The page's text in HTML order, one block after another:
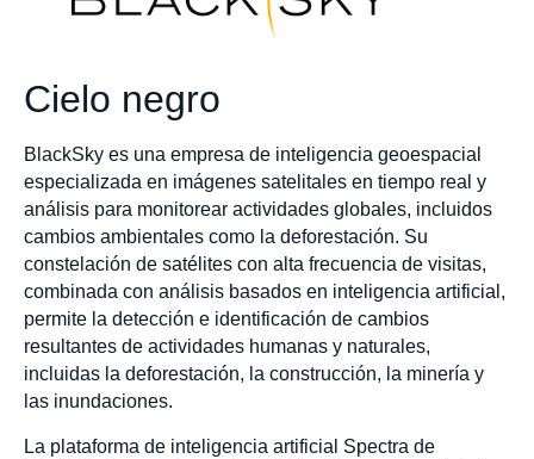
Cielo negro
BlackSky es una empresa de inteligencia geoespacial
especializada en imágenes satelitales en tiempo real y
análisis para monitorear actividades globales, incluidos
cambios ambientales como la deforestación. Su
constelación de satélites con alta frecuencia de visitas,
combinada con análisis basados en inteligencia artificial,
permite la detección e identificación de cambios
resultantes de actividades humanas y naturales,
incluidas la deforestación, la construcción, la minería y
las inundaciones.
La plataforma de inteligencia artificial Spectra de